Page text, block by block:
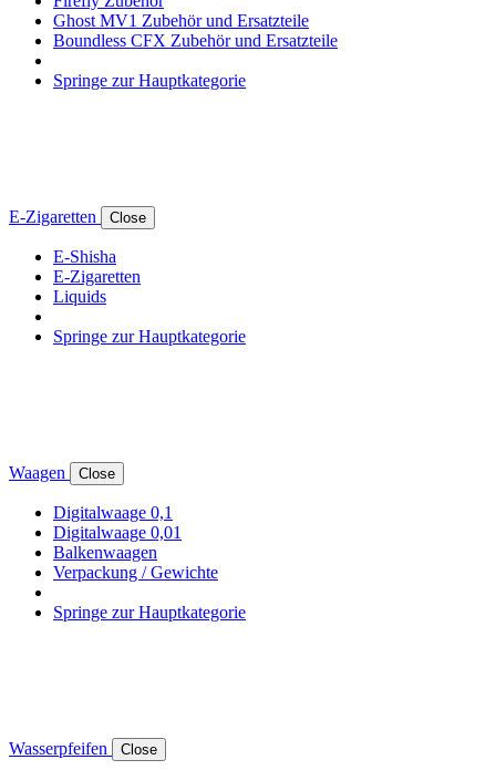
Ghost MV1 Zubehör und Ersatzteile
Boundless CFX Zubehör und Ersatzteile
Springe zur Hauptkategorie
E-Zigaretten Close
E-Shisha
E-Zigaretten
Liquids
Springe zur Hauptkategorie
Waagen Close
Digitalwaage 0,1
Digitalwaage 0,01
Balkenwaagen
Verpackung / Gewichte
Springe zur Hauptkategorie
Wasserpfeifen Close